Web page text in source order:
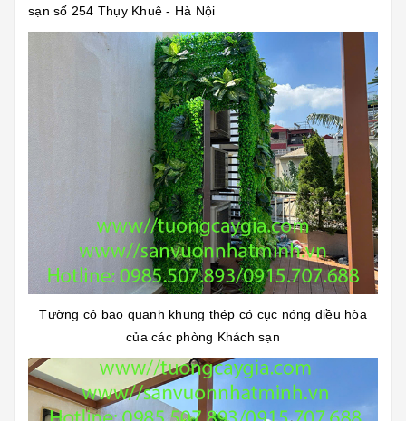
sạn số 254 Thụy Khuê - Hà Nội
Tường cỏ bao quanh khung thép có cục nóng điều hòa
của các phòng Khách sạn